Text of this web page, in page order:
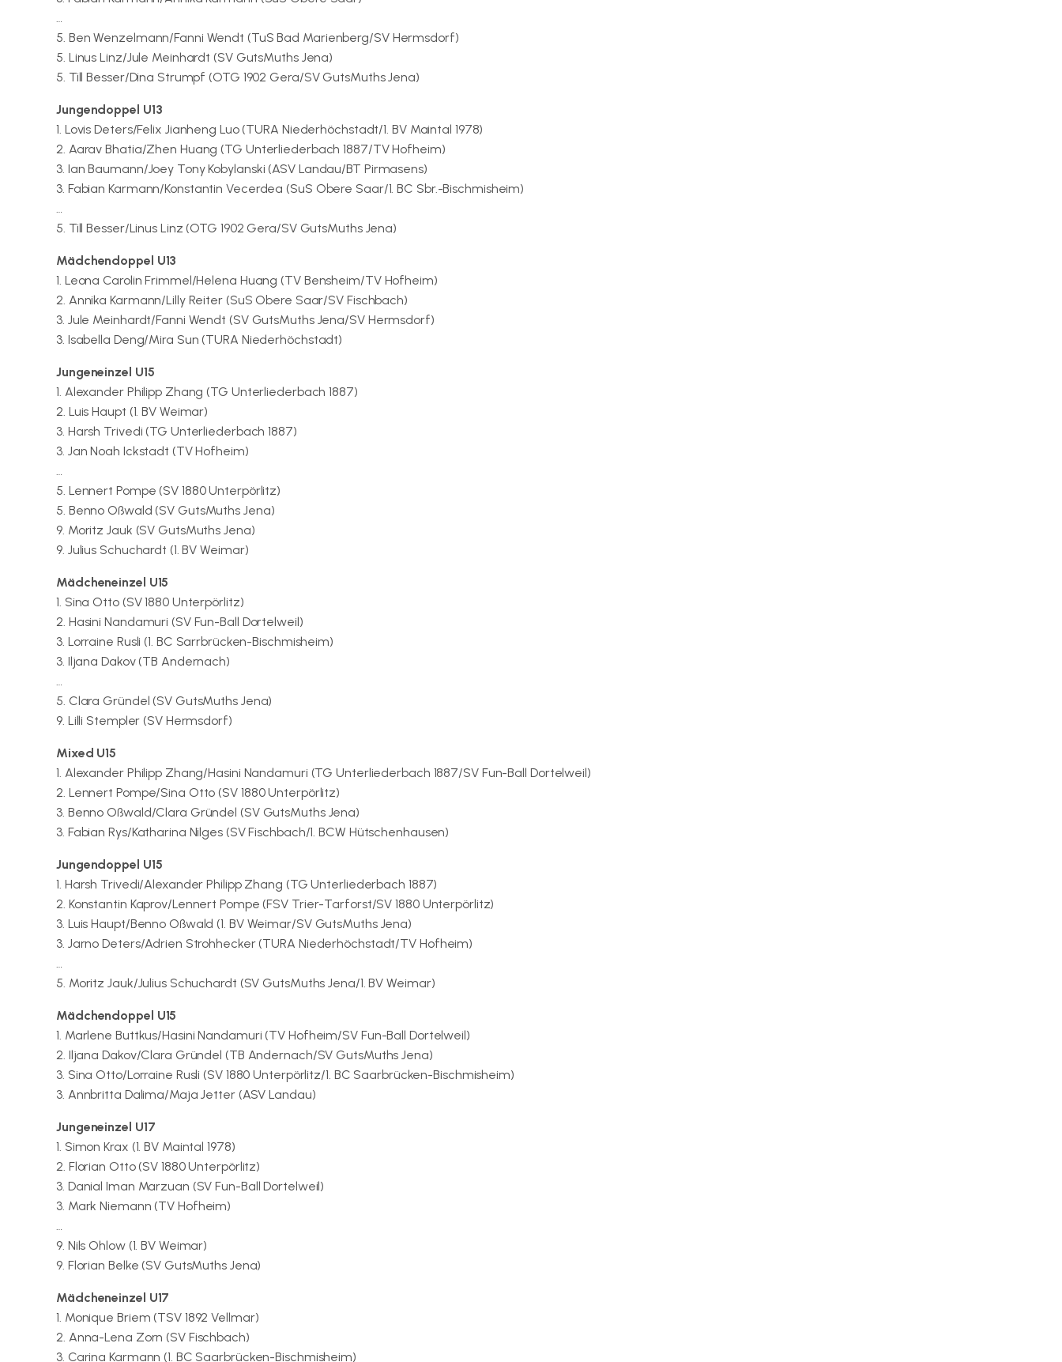
…
5. Ben Wenzelmann/Fanni Wendt (TuS Bad Marienberg/SV Hermsdorf)
5. Linus Linz/Jule Meinhardt (SV GutsMuths Jena)
5. Till Besser/Dina Strumpf (OTG 1902 Gera/SV GutsMuths Jena)
Jungendoppel U13
1. Lovis Deters/Felix Jianheng Luo (TURA Niederhöchstadt/1. BV Maintal 1978)
2. Aarav Bhatia/Zhen Huang (TG Unterliederbach 1887/TV Hofheim)
3. Ian Baumann/Joey Tony Kobylanski (ASV Landau/BT Pirmasens)
3. Fabian Karmann/Konstantin Vecerdea (SuS Obere Saar/1. BC Sbr.-Bischmisheim)
…
5. Till Besser/Linus Linz (OTG 1902 Gera/SV GutsMuths Jena)
Mädchendoppel U13
1. Leona Carolin Frimmel/Helena Huang (TV Bensheim/TV Hofheim)
2. Annika Karmann/Lilly Reiter (SuS Obere Saar/SV Fischbach)
3. Jule Meinhardt/Fanni Wendt (SV GutsMuths Jena/SV Hermsdorf)
3. Isabella Deng/Mira Sun (TURA Niederhöchstadt)
Jungeneinzel U15
1. Alexander Philipp Zhang (TG Unterliederbach 1887)
2. Luis Haupt (1. BV Weimar)
3. Harsh Trivedi (TG Unterliederbach 1887)
3. Jan Noah Ickstadt (TV Hofheim)
…
5. Lennert Pompe (SV 1880 Unterpörlitz)
5. Benno Oßwald (SV GutsMuths Jena)
9. Moritz Jauk (SV GutsMuths Jena)
9. Julius Schuchardt (1. BV Weimar)
Mädcheneinzel U15
1. Sina Otto (SV 1880 Unterpörlitz)
2. Hasini Nandamuri (SV Fun-Ball Dortelweil)
3. Lorraine Rusli (1. BC Sarrbrücken-Bischmisheim)
3. Iljana Dakov (TB Andernach)
…
5. Clara Gründel (SV GutsMuths Jena)
9. Lilli Stempler (SV Hermsdorf)
Mixed U15
1. Alexander Philipp Zhang/Hasini Nandamuri (TG Unterliederbach 1887/SV Fun-Ball Dortelweil)
2. Lennert Pompe/Sina Otto (SV 1880 Unterpörlitz)
3. Benno Oßwald/Clara Gründel (SV GutsMuths Jena)
3. Fabian Rys/Katharina Nilges (SV Fischbach/1. BCW Hütschenhausen)
Jungendoppel U15
1. Harsh Trivedi/Alexander Philipp Zhang (TG Unterliederbach 1887)
2. Konstantin Kaprov/Lennert Pompe (FSV Trier-Tarforst/SV 1880 Unterpörlitz)
3. Luis Haupt/Benno Oßwald (1. BV Weimar/SV GutsMuths Jena)
3. Jarno Deters/Adrien Strohhecker (TURA Niederhöchstadt/TV Hofheim)
…
5. Moritz Jauk/Julius Schuchardt (SV GutsMuths Jena/1. BV Weimar)
Mädchendoppel U15
1. Marlene Buttkus/Hasini Nandamuri (TV Hofheim/SV Fun-Ball Dortelweil)
2. Iljana Dakov/Clara Gründel (TB Andernach/SV GutsMuths Jena)
3. Sina Otto/Lorraine Rusli (SV 1880 Unterpörlitz/1. BC Saarbrücken-Bischmisheim)
3. Annbritta Dalima/Maja Jetter (ASV Landau)
Jungeneinzel U17
1. Simon Krax (1. BV Maintal 1978)
2. Florian Otto (SV 1880 Unterpörlitz)
3. Danial Iman Marzuan (SV Fun-Ball Dortelweil)
3. Mark Niemann (TV Hofheim)
…
9. Nils Ohlow (1. BV Weimar)
9. Florian Belke (SV GutsMuths Jena)
Mädcheneinzel U17
1. Monique Briem (TSV 1892 Vellmar)
2. Anna-Lena Zorn (SV Fischbach)
3. Carina Karmann (1. BC Saarbrücken-Bischmisheim)